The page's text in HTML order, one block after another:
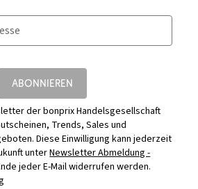
ABONNIEREN
der bonprix Handelsgesellschaft
Trends, Sales und
Diese Einwilligung kann jederzeit
unterNewsletter Abmeldung -
jeder E-Mail widerrufen werden.